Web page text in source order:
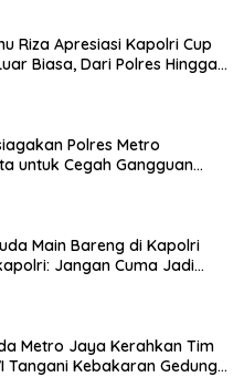
Riza Apresiasi Kapolri Cup
Biasa, Dari Polres Hingga
Polres Metro
untuk Cegah Gangguan
Main Bareng di Kapolri
Jangan Cuma Jadi
Metro Jaya Kerahkan Tim
Tangani Kebakaran Gedung